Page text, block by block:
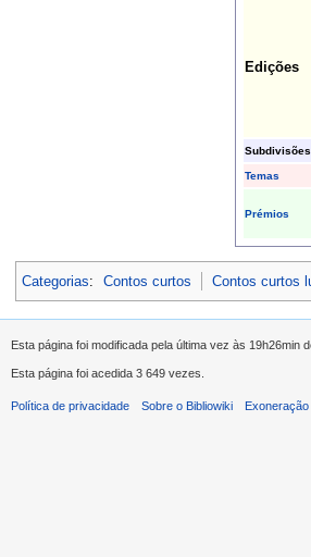
Edições
Subdivisões
Temas
Prémios
Categorias: Contos curtos Contos curtos
Esta página foi modificada pela última vez às 19h26min
Esta página foi acedida 3 649 vezes.
Política de privacidade Sobre o Bibliowiki